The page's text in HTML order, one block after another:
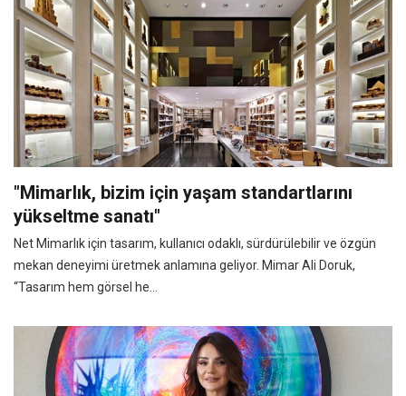
"Mimarlık, bizim için yaşam standartlarını
yükseltme sanatı"
Net Mimarlık için tasarım, kullanıcı odaklı, sürdürülebilir ve özgün
mekan deneyimi üretmek anlamına geliyor. Mimar Ali Doruk,
“Tasarım hem görsel he...